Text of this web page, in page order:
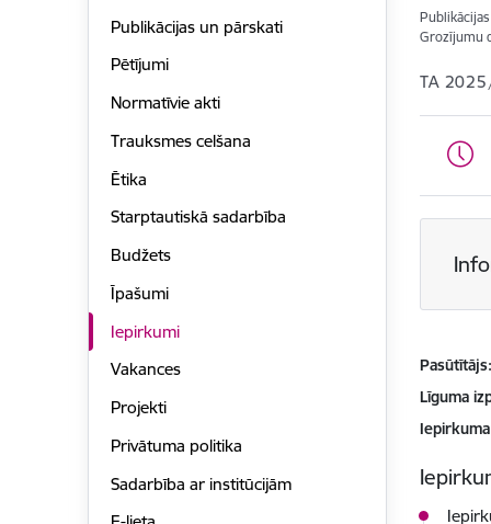
Publikācijas un pārskati
Pētījumi
Normatīvie akti
Trauksmes celšana
Ētika
Starptautiskā sadarbība
Budžets
Īpašumi
Iepirkumi
Vakances
Projekti
Privātuma politika
Sadarbība ar institūcijām
Grozījumu
TA
Pasūtītājs
Līguma